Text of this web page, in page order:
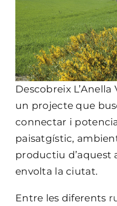
Descobreix L’Anella
un projecte que
connectar i
paisatgístic,
productiu d’aquest
envolta la ciutat.
Entre les diferents